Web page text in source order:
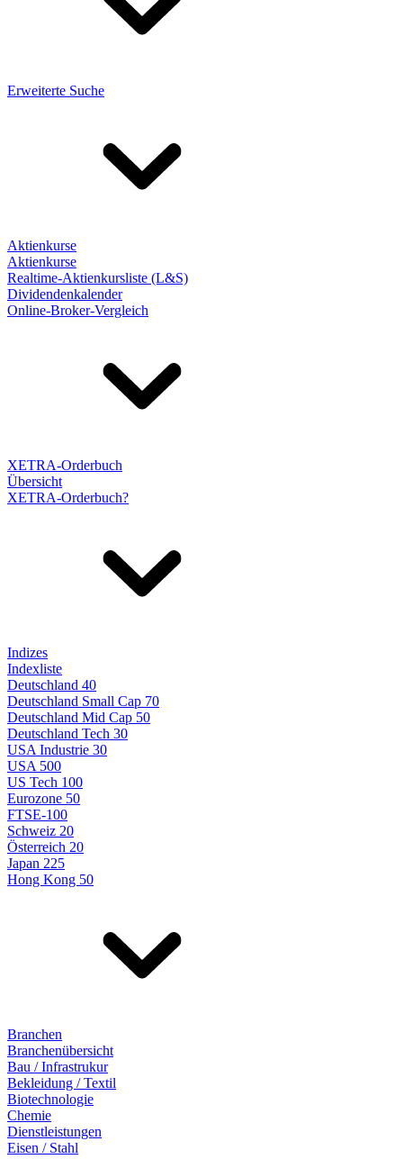
Erweiterte Suche
Aktienkurse
Aktienkurse
Realtime-Aktienkursliste (L&S)
Dividendenkalender
Online-Broker-Vergleich
XETRA-Orderbuch
Übersicht
XETRA-Orderbuch?
Indizes
Indexliste
Deutschland 40
Deutschland Small Cap 70
Deutschland Mid Cap 50
Deutschland Tech 30
USA Industrie 30
USA 500
US Tech 100
Eurozone 50
FTSE-100
Schweiz 20
Österreich 20
Japan 225
Hong Kong 50
Branchen
Branchenübersicht
Bau / Infrastrukur
Bekleidung / Textil
Biotechnologie
Chemie
Dienstleistungen
Eisen / Stahl